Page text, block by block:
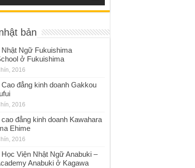
bản
Ngữ Fukuishima
ở Fukuishima
2016
đẳng kinh doanh Gakkou
2016
đẳng kinh doanh Kawahara
Ehime
2016
Viện Nhật Ngữ Anabuki –
Anabuki ở Kagawa